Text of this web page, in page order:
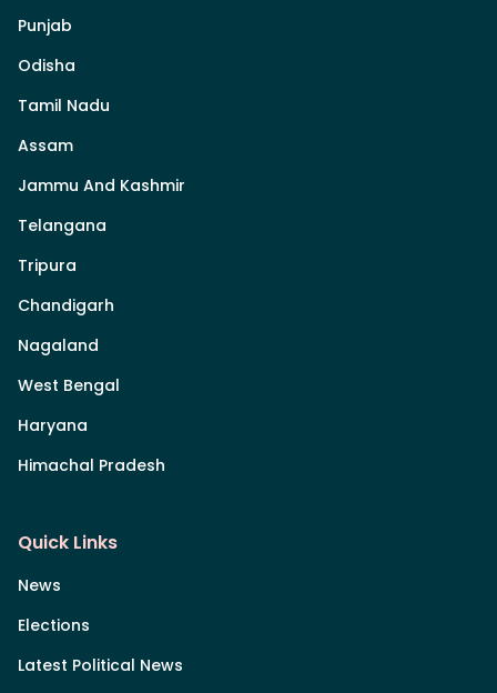
Punjab
Odisha
Tamil Nadu
Assam
Jammu And Kashmir
Telangana
Tripura
Chandigarh
Nagaland
West Bengal
Haryana
Himachal Pradesh
Quick Links
News
Elections
Latest Political News